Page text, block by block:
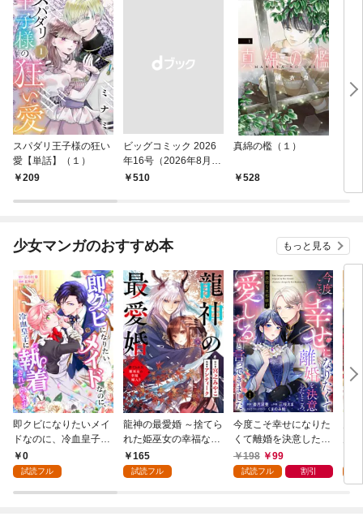
スパダリ王子様の狂い
愛【単話】（１）
209
ビッグコミック 2026
年16号（2026年8月7
日発売）
￥510
真綿の檻（１）
528
少女マンガのおすすめ本 もっと見る
即クビになりたいメイ
ドなのに、冷血皇子に
執着されています第1
話
0
試読フル
龍神の最愛婚 ～捨てら
れた姫巫女の幸福な嫁
入り～: 1
165
試読フル
今度こそ幸せになりた
くて離婚を決意したと
ころ、無表情な旦那様
が「愛してる」と言っ
198 99
試読フル 割引